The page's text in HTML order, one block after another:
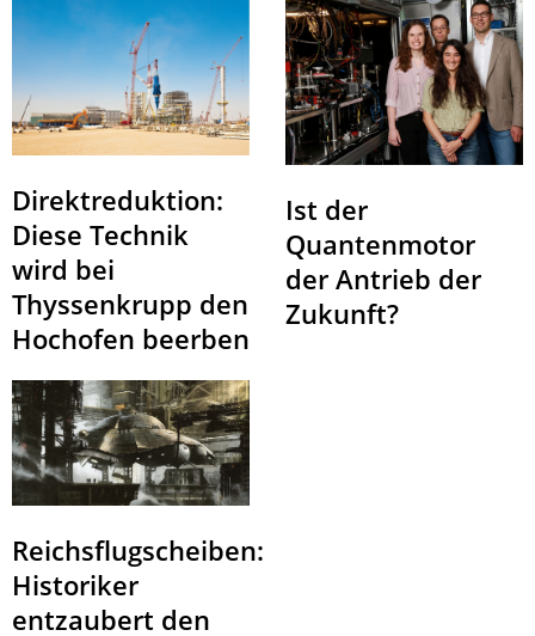
Direktreduktion:
Diese Technik
wird bei
Thyssenkrupp den
Hochofen beerben
Ist der
Quantenmotor
der Antrieb der
Zukunft?
Reichsflugscheiben:
Historiker
entzaubert den